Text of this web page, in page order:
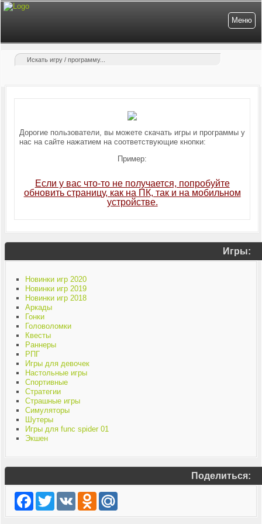
Меню
Дорогие пользователи, вы можете скачать игры и программы у
нас на сайте нажатием на соответствующие кнопки:
Пример:
Если у вас что-то не получается, попробуйте
обновить страницу, как на ПК, так и на мобильном
устройстве.
Игры:
Новинки игр 2020
Новинки игр 2019
Новинки игр 2018
Аркады
Гонки
Головоломки
Квесты
Раннеры
РПГ
Игры для девочек
Настольные игры
Спортивные
Стратегии
Страшные игры
Симуляторы
Шутеры
Игры для func spider 01
Экшен
Поделиться:
Facebook
TwitterVK Odnoklassniki
Mail.Ru